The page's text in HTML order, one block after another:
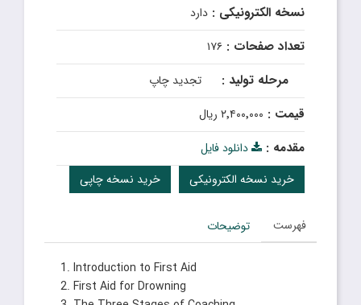
نسخه الکترونیکی : دارد
تعداد صفحات : ۱۷۶
مرحله تولید : تجدید چاپ
قیمت : ۲٬۴۰۰٬۰۰۰ ریال
مقدمه :
دانلود فایل
خرید نسخه چاپی
خرید نسخه الکترونیکی
فهرست توضیحات
1. Introduction to First Aid
2. First Aid for Drowning